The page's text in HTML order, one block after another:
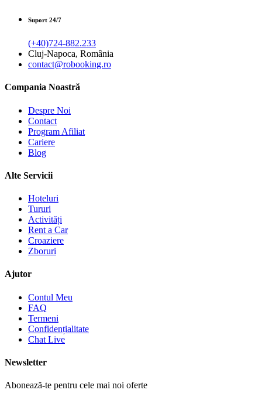
Suport 24/7
(+40)724-882.233
Cluj-Napoca, România
contact@robooking.ro
Compania Noastră
Despre Noi
Contact
Program Afiliat
Cariere
Blog
Alte Servicii
Hoteluri
Tururi
Activități
Rent a Car
Croaziere
Zboruri
Ajutor
Contul Meu
FAQ
Termeni
Confidențialitate
Chat Live
Newsletter
Abonează-te pentru cele mai noi oferte